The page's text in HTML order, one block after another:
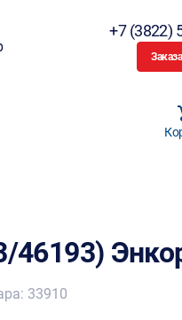
+7 (3822)
46193)
33910